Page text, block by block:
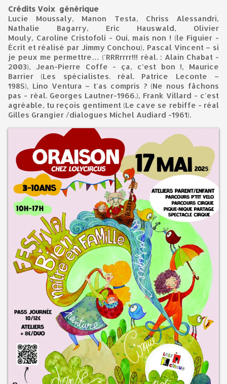
Crédits Voix générique
Lucie Moussaly, Manon Testa, Chriss Alessandri,
Nathalie Bagarry, Eric Hauswald, Olivier
Mouly, Caroline Cristofoli - Oui, mais non ! (le Figuier -
Écrit et réalisé par Jimmy Conchou), Pascal Vincent – si
je peux me permettre… ('RRRrrrr!!! réal. : Alain Chabat -
2003), Jean-Pierre Coffe - ça, c’est bon !, Maurice
Barrier (Les spécialistes. réal. Patrice Leconte –
1985), Lino Ventura – t'as compris ? (Ne nous fâchons
pas - réal. Georges Lautner-1966.), Frank Villard - c'est
agréable, tu reçois gentiment (Le cave se rebiffe - réal
Gilles Grangier /dialogues Michel Audiard -1961).